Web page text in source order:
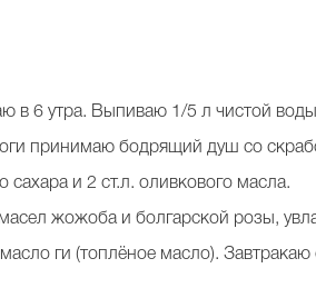
в 6 утра. Выпиваю 1/5 л чистой
принимаю бодрящий душ со
сахара и 2 ст.л. оливкового масла.
жожоба и болгарской розы,
ги (топлёное масло).